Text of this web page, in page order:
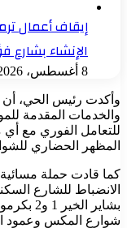
إيقاف أعمال
الإنشاء بشارع
8 أغسطس، 2026
وأكدت رئيس الحي، أن
والخدمات المقدمة
للتعامل الفوري مع
المظهر الحضاري
كما قادت حملة مسائية
الانضباط للشارع
شوارع المكس وعمود